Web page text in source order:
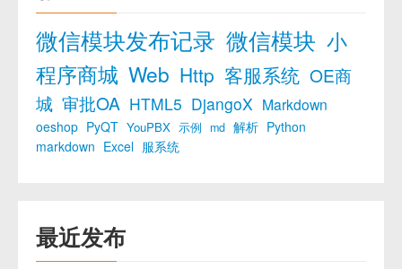
微信模块发布记录 微信模块 小
程序商城 Web Http 客服系统 OE商
城 审批OA HTML5 DjangoX Markdown
oeshop PyQT YouPBX 示例 md 解析 Python
markdown Excel 服系统
最近发布